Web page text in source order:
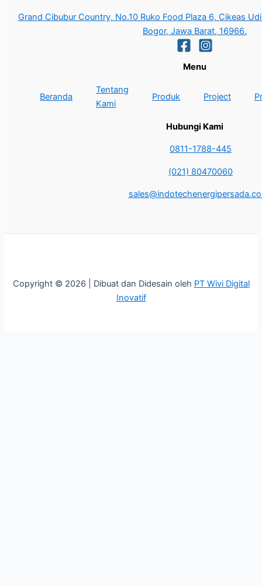
Grand Cibubur Country, No.10 Ruko Food Plaza 6, Cikeas
Bogor, Jawa Barat, 16966.
Menu
Beranda
Tentang
Kami
Produk Project
Hubungi Kami
0811-1788-445
(021) 80470060
Copyright © 2026 | Dibuat dan Didesain oleh PT Wivi Digital
Inovatif